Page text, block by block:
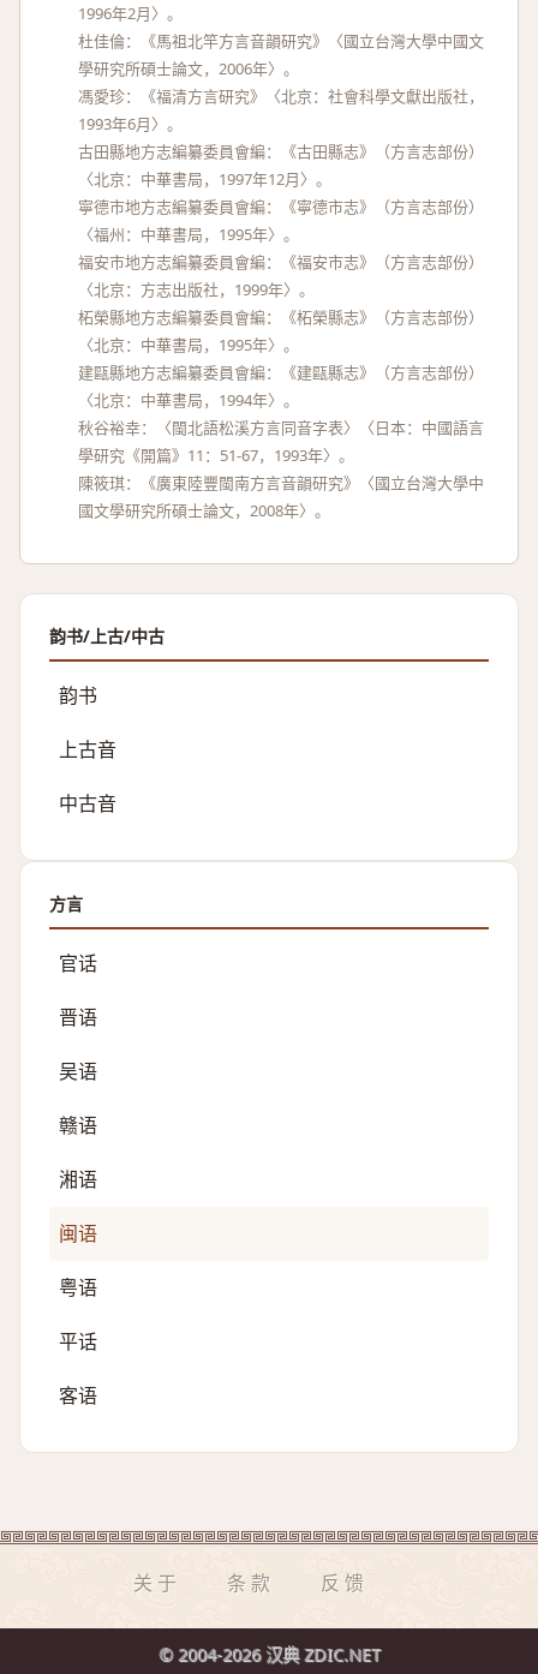
1996年2月〉。
杜佳倫：《馬祖北竿方言音韻研究》〈國立台灣大學中國文
學研究所碩士論文，2006年〉。
馮愛珍：《福清方言研究》〈北京：社會科學文獻出版社，
1993年6月〉。
古田縣地方志編纂委員會編：《古田縣志》（方言志部份）
〈北京：中華書局，1997年12月〉。
寧德市地方志編纂委員會編：《寧德市志》（方言志部份）
〈福州：中華書局，1995年〉。
福安市地方志編纂委員會編：《福安市志》（方言志部份）
〈北京：方志出版社，1999年〉。
柘榮縣地方志編纂委員會編：《柘榮縣志》（方言志部份）
〈北京：中華書局，1995年〉。
建甌縣地方志編纂委員會編：《建甌縣志》（方言志部份）
〈北京：中華書局，1994年〉。
秋谷裕幸：〈閩北語松溪方言同音字表〉〈日本：中國語言
學研究《開篇》11：51-67，1993年〉。
陳筱琪：《廣東陸豐閩南方言音韻研究》〈國立台灣大學中
國文學研究所碩士論文，2008年〉。
韵书/上古/中古
韵书
上古音
中古音
方言
官话
晋语
吴语
赣语
湘语
闽语
粤语
平话
客语
关于 条款 反馈
© 2004-2026 汉典 ZDIC.NET